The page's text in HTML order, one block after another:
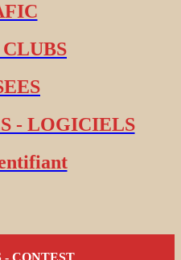
- LOGICIELS
- CONTEST